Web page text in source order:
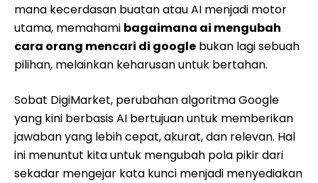
mana kecerdasan buatan atau AI menjadi motor
utama, memahami bagaimana ai mengubah
cara orang mencari di google bukan lagi sebuah
pilihan, melainkan keharusan untuk bertahan.
Sobat DigiMarket, perubahan algoritma Google
yang kini berbasis AI bertujuan untuk memberikan
jawaban yang lebih cepat, akurat, dan relevan. Hal
ini menuntut kita untuk mengubah pola pikir dari
sekadar mengejar kata kunci menjadi menyediakan